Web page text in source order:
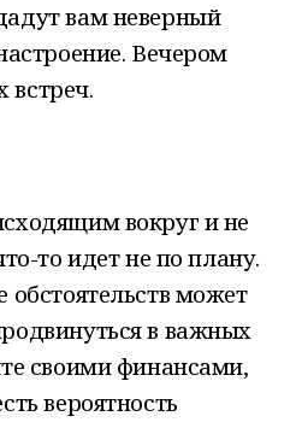
вам неверный
Вечером
вокруг и не
то идет не по плану.
обстоятельств может
в важных
своими финансами,
вероятность